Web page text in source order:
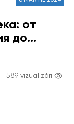
от
до
589 vizualizări